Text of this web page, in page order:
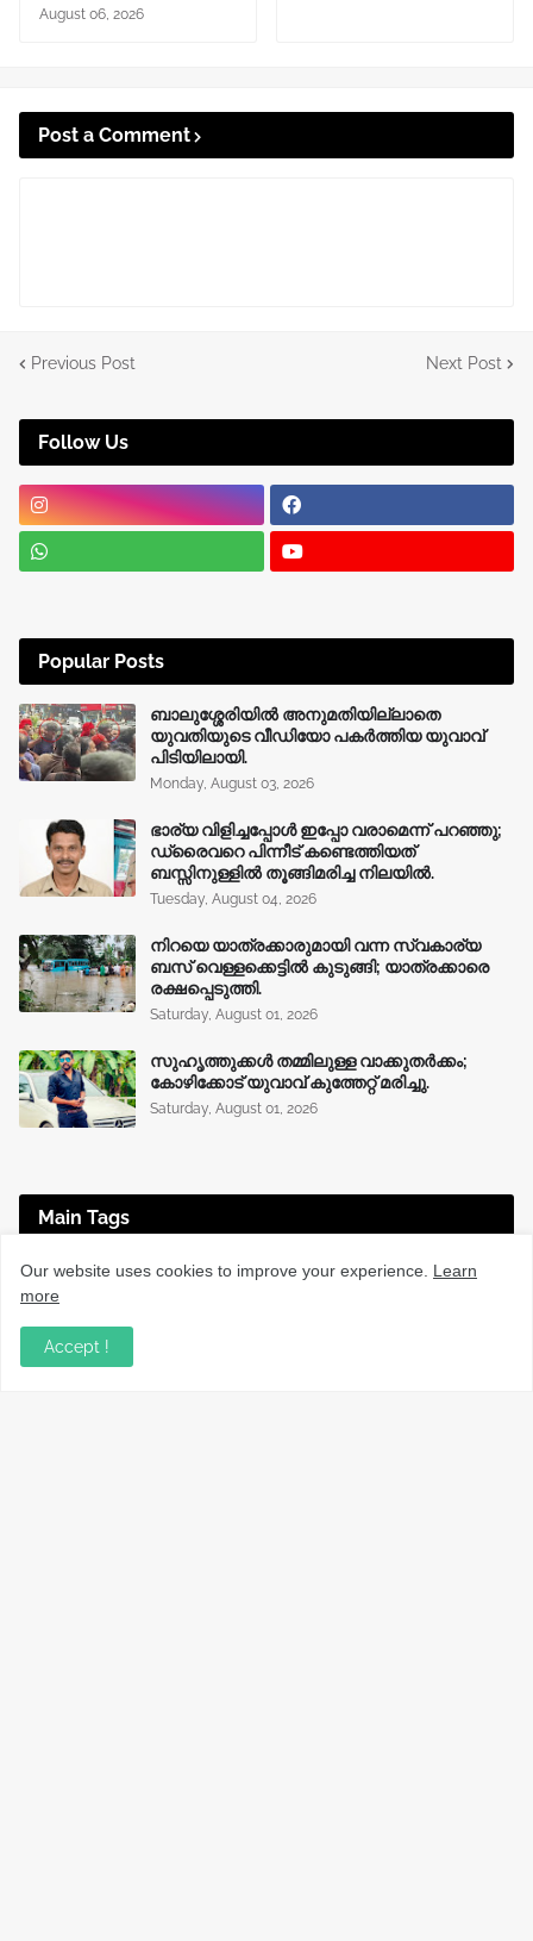
August 06, 2026
Post a Comment
Previous Post Next Post
Follow Us
Popular Posts
ബാലുശ്ശേരിയിൽ അനുമതിയില്ലാതെ
യുവതിയുടെ വീഡിയോ പകർത്തിയ യുവാവ്
പിടിയിലായി.
Monday, August 03, 2026
ഭാര്യ വിളിച്ചപ്പോള്‍ ഇപ്പോ വരാമെന്ന് പറഞ്ഞു;
ഡ്രൈവറെ പിന്നീട് കണ്ടെത്തിയത്
ബസ്സിനുള്ളില്‍ തൂങ്ങിമരിച്ച നിലയിൽ.
Tuesday, August 04, 2026
നിറയെ യാത്രക്കാരുമായി വന്ന സ്വകാര്യ
ബസ് വെള്ളക്കെട്ടിൽ കുടുങ്ങി; യാത്രക്കാരെ
രക്ഷപ്പെടുത്തി.
Saturday, August 01, 2026
സുഹൃത്തുക്കൾ തമ്മിലുള്ള വാക്കുതർക്കം;
കോഴിക്കോട് യുവാവ് കുത്തേറ്റ് മരിച്ചു.
Saturday, August 01, 2026
Main Tags
EDUCATION (225) ENTERTAINMENT (67)
KERALA NEWS
Our website uses cookies to improve your experience. Learn
more
Accept !